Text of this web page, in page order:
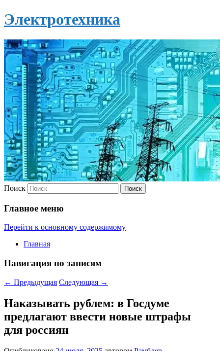
Электротехника
Поиск
Главное меню
Перейти к основному содержимому
Главная
Навигация по записям
← Предыдущая Следующая →
Наказывать рублем: в Госдуме
предлагают ввести новые штрафы
для россиян